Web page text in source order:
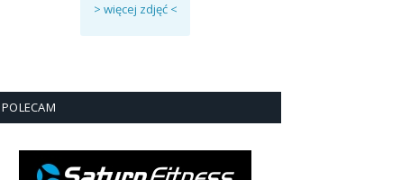
> więcej zdjęć <
POLECAM